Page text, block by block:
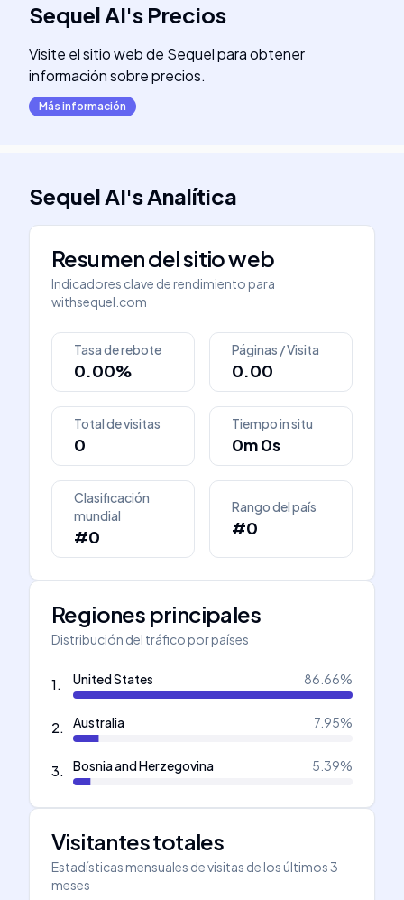
Sequel AI's Precios
Visite el sitio web de Sequel para obtener
información sobre precios.
Más información
Sequel AI'sAnalítica
Resumen del sitio web
Indicadores clave de rendimiento para
withsequel.com
Tasa de rebote
0.00%
Páginas / Visita
0.00
Total de visitas
0
Tiempo in situ
0m 0s
Clasificación
mundial
#0
Rango del país
#0
Regiones principales
Distribución del tráfico por países
1. United States 86.66%
2. Australia 7.95%
3. Bosnia and Herzegovina 5.39%
Visitantes totales
Estadísticas mensuales de visitas de los últimos 3
meses